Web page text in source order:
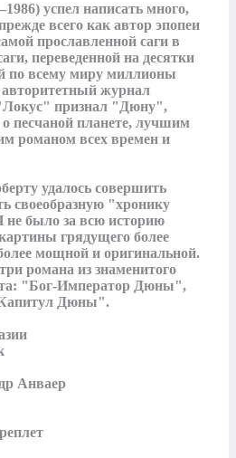
успел написать много,
всего как автор эпопеи
прославленной саги в
переведенной на десятки
по всему миру миллионы
журнал
признал "Дюну",
песчаной планете, лучшим
романом всех времен и
удалось совершить
своеобразную "хронику
не было за всю историю
грядущего более
мощной и оригинальной.
романа из знаменитого
"Бог-Император Дюны",
Дюны".
Анваер